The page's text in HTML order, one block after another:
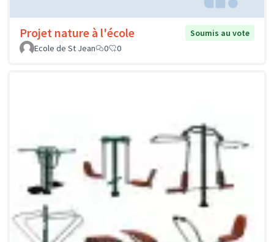
Projet nature à l'école
Soumis au vote
Ecole de St Jean
0 0